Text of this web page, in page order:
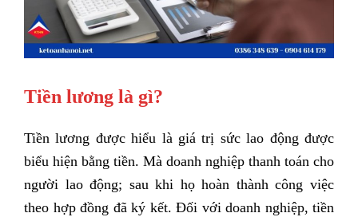
Tiền lương là gì?
Tiền lương được hiểu là giá trị sức lao động được
biểu hiện bằng tiền. Mà doanh nghiệp thanh toán cho
người lao động; sau khi họ hoàn thành công việc
theo hợp đồng đã ký kết. Đối với doanh nghiệp, tiền